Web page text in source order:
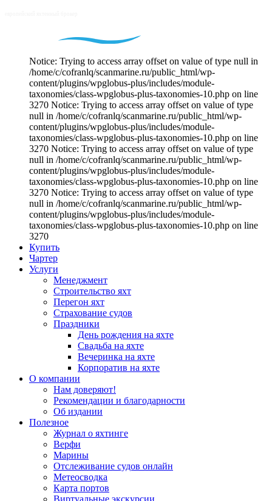
Notice: Trying to access array offset on value of type null in
/home/c/cofranlq/scanmarine.ru/public_html/wp-
content/plugins/wpglobus-plus/includes/module-
taxonomies/class-wpglobus-plus-taxonomies-10.php on line
3270 Notice: Trying to access array offset on value of type
null in /home/c/cofranlq/scanmarine.ru/public_html/wp-
content/plugins/wpglobus-plus/includes/module-
taxonomies/class-wpglobus-plus-taxonomies-10.php on line
3270 Notice: Trying to access array offset on value of type
null in /home/c/cofranlq/scanmarine.ru/public_html/wp-
content/plugins/wpglobus-plus/includes/module-
taxonomies/class-wpglobus-plus-taxonomies-10.php on line
3270 Notice: Trying to access array offset on value of type
null in /home/c/cofranlq/scanmarine.ru/public_html/wp-
content/plugins/wpglobus-plus/includes/module-
taxonomies/class-wpglobus-plus-taxonomies-10.php on line
3270
Купить
Чартер
Услуги
Менеджмент
Строительство яхт
Перегон яхт
Страхование судов
Праздники
День рождения на яхте
Свадьба на яхте
Вечеринка на яхте
Корпоратив на яхте
О компании
Нам доверяют!
Рекомендации и благодарности
Об издании
Полезное
Журнал о яхтинге
Верфи
Марины
Отслеживание судов онлайн
Метеосводка
Карта портов
Виртуальные экскурсии